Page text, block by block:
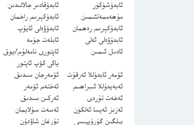
ئابدۇشۈكۈر
مۇھەممەتئىمىن
ئابدۇقادىر جالالىدىن
ئابدۇكېرىم راخمان
ئابدۇكېرىم رەھمان
ئابدۇۋەلى ئايۇپ
ئابدۇۋەلى ئەلى
ئابلەت جۈمە
ئادىل ئىمىن
ئاپتورى نامەلۇم/يوق
ياكى كۆپ ئاپتور
ئۆمەر ئابدۇللا ئەرقۇت
ئۆمەرجان سىدىق
ئەبەيدۇللا ئىبراھىم
ئەختەم ئۆمەر
ئەخەت تۇردى
ئەركىن سىدىق
ئەزىز ئەيسا ئەلكۈن
ئەسەت سۇلايمان
بىلگىن گۇرۇپپىسى
تۇرغان شاۋدۇن